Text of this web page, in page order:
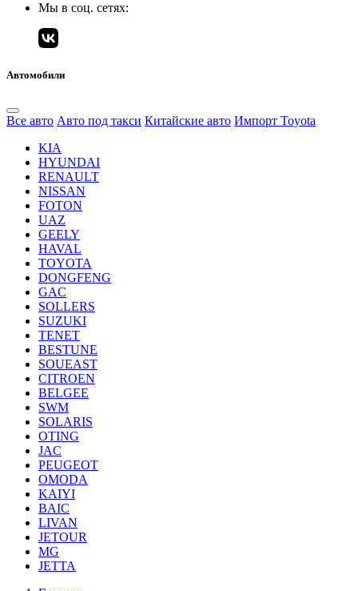
Мы в соц. сетях:
Автомобили
Все авто Авто под такси Китайские авто Импорт Toyota
KIA
HYUNDAI
RENAULT
NISSAN
FOTON
UAZ
GEELY
HAVAL
TOYOTA
DONGFENG
GAC
SOLLERS
SUZUKI
TENET
BESTUNE
SOUEAST
CITROEN
BELGEE
SWM
SOLARIS
OTING
JAC
PEUGEOT
OMODA
KAIYI
BAIC
LIVAN
JETOUR
MG
JETTA